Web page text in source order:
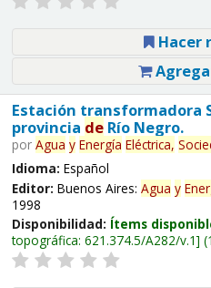
Hacer
Estación transformadora
provincia deRío Negro.
por Agua y Energía Eléctrica,
Idioma: Español
Editor: Buenos Aires: Agua y
1998
Disponibilidad: Ítems
topográfica: 621.374.5/A282/v.1